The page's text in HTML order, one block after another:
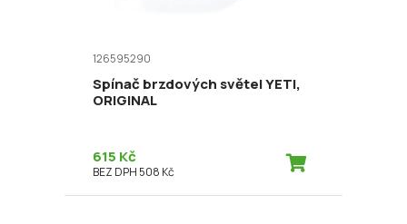
126595290
Spínač brzdových světel YETI,
ORIGINAL
615 Kč
BEZ DPH 508 Kč